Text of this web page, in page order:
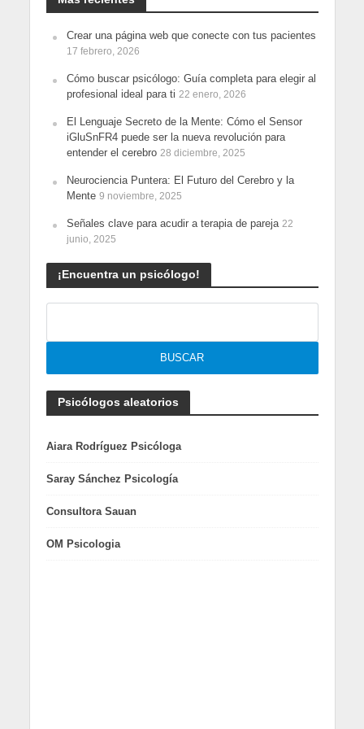
Crear una página web que conecte con tus pacientes
17 febrero, 2026
Cómo buscar psicólogo: Guía completa para elegir al
profesional ideal para ti 22 enero, 2026
El Lenguaje Secreto de la Mente: Cómo el Sensor
iGluSnFR4 puede ser la nueva revolución para
entender el cerebro 28 diciembre, 2025
Neurociencia Puntera: El Futuro del Cerebro y la
Mente 9 noviembre, 2025
Señales clave para acudir a terapia de pareja 22
junio, 2025
¡Encuentra un psicólogo!
Psicólogos aleatorios
Aiara Rodríguez Psicóloga
Saray Sánchez Psicología
Consultora Sauan
OM Psicologia